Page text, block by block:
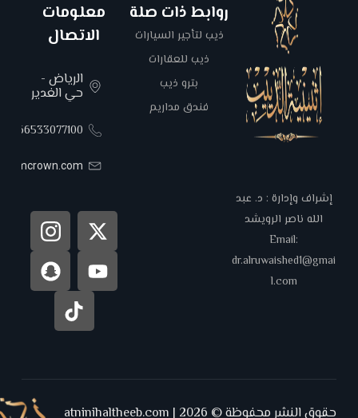
إشراف وإدارة : د. عبد
الله ناصر الرويشد
Email:
dr.alruwaished1@gmai
l.com
روابط ذات صلة
ذيب لتأجير السيارات
ذيب للعقارات
بترو ذيب
فندق مداريم
معلومات
الاتصال
الرياض -
حي الغدير
حقوق النشر محفوظة © 2026 | atninihaltheeb.com